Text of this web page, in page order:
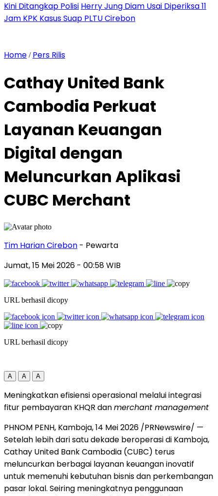
Kini Ditangkap Polisi Herry Jung Diam Usai Diperiksa 11
Jam KPK Kasus Suap PLTU Cirebon
Home / Pers Rilis
Cathay United Bank
Cambodia Perkuat
Layanan Keuangan
Digital dengan
Meluncurkan Aplikasi
CUBC Merchant
Tim Harian Cirebon - Pewarta
Jumat, 15 Mei 2026 - 00:58 WIB
URL berhasil dicopy
URL berhasil dicopy
A A A
Meningkatkan efisiensi operasional melalui integrasi
fitur pembayaran KHQR danmerchant management
PHNOM PENH, Kamboja, 14 Mei 2026 /PRNewswire/ —
Setelah lebih dari satu dekade beroperasi di Kamboja,
Cathay United Bank Cambodia (CUBC) terus
meluncurkan berbagai layanan keuangan inovatif
untuk memenuhi kebutuhan bisnis dan perkembangan
pasar lokal. Seiring meningkatnya penggunaan